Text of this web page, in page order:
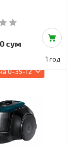
сум
1 год
0-35-12